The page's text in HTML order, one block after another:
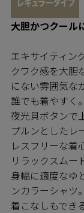
大胆かつクール
エキサイティン
クワク感を大胆
にない雰囲気な
誰でも着やすく
夜光貝ボタンで
プルンとしたレ
レスフリーな着
リラックスムー
身幅に適度なゆ
ンカラーシャツ
着こなしもでき